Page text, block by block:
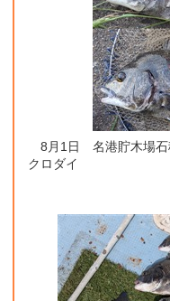
8月1日 名港貯木場石
クロダイ